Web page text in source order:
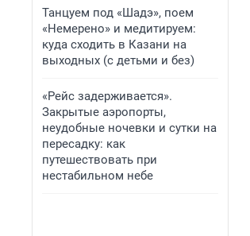
Танцуем под «Шадэ», поем
«Немерено» и медитируем:
куда сходить в Казани на
выходных (с детьми и без)
«Рейс задерживается».
Закрытые аэропорты,
неудобные ночевки и сутки на
пересадку: как
путешествовать при
нестабильном небе